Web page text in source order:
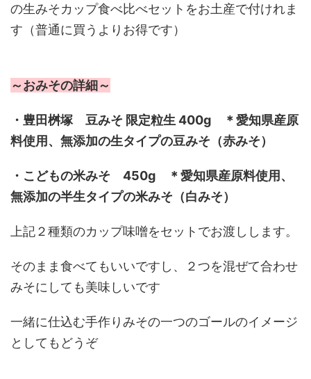
の生みそカップ食べ比べセットをお土産で付けれま
す（普通に買うよりお得です）
～おみその詳細～
・豊田桝塚 豆みそ 限定粒生 400g ＊愛知県産原
料使用、無添加の生タイプの豆みそ（赤みそ）
・こどもの米みそ 450g ＊愛知県産原料使用、
無添加の半生タイプの米みそ（白みそ）
上記２種類のカップ味噌をセットでお渡しします。
そのまま食べてもいいですし、２つを混ぜて合わせ
みそにしても美味しいです
一緒に仕込む手作りみその一つのゴールのイメージ
としてもどうぞ